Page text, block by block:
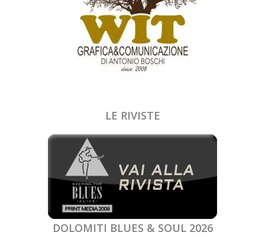
LE RIVISTE
DOLOMITI BLUES & SOUL 2026